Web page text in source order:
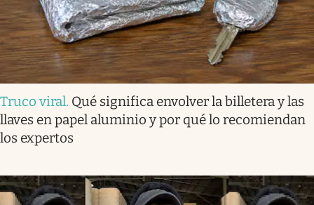
Truco viral. Qué significa envolver la billetera y las
llaves en papel aluminio y por qué lo recomiendan
los expertos